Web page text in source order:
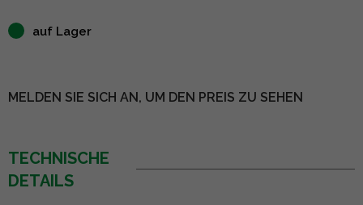
auf Lager
MELDEN SIE SICH AN, UM DEN PREIS ZU SEHEN
TECHNISCHE
DETAILS